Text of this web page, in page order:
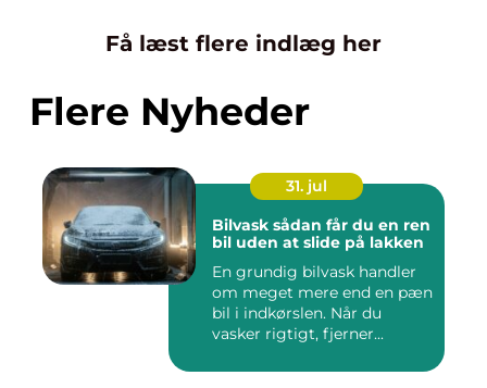
Få læst flere indlæg her
Flere Nyheder
31. jul
Bilvask sådan får du en ren
bil uden at slide på lakken
En grundig bilvask handler
om meget mere end en pæn
bil i indkørslen. Når du
vasker rigtigt, fjerner...